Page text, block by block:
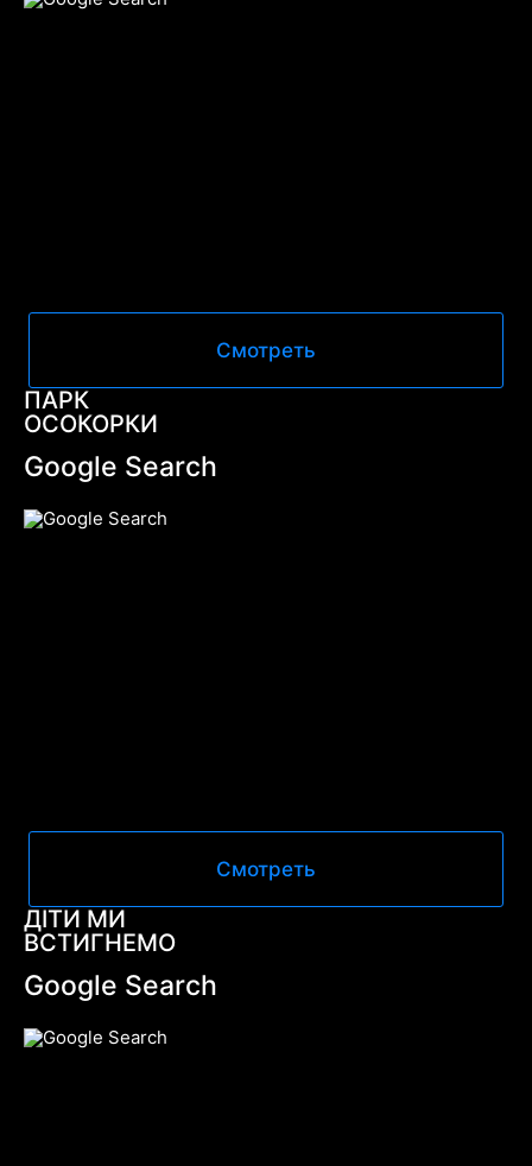
Смотреть
ПАРК
ОСОКОРКИ
Google Search
Смотреть
ДІТИ МИ
ВСТИГНЕМО
Google Search